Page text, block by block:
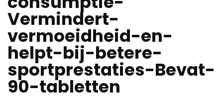
Vermindert-
vermoeidheid-en-
helpt-bij-betere-
sportprestaties-Bevat-
90-tabletten